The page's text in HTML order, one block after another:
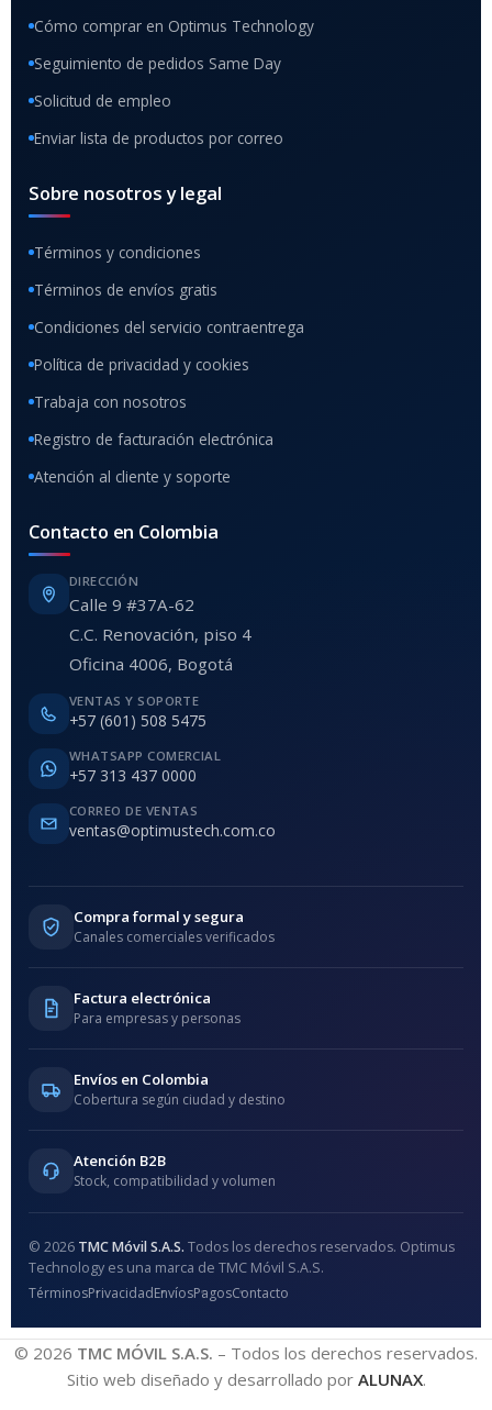
Cómo comprar en Optimus Technology
Seguimiento de pedidos Same Day
Solicitud de empleo
Enviar lista de productos por correo
Sobre nosotros y legal
Términos y condiciones
Términos de envíos gratis
Condiciones del servicio contraentrega
Política de privacidad y cookies
Trabaja con nosotros
Registro de facturación electrónica
Atención al cliente y soporte
Contacto en Colombia
DIRECCIÓN
Calle 9 #37A-62
C.C. Renovación, piso 4
Oficina 4006, Bogotá
VENTAS Y SOPORTE
+57 (601) 508 5475
WHATSAPP COMERCIAL
+57 313 437 0000
CORREO DE VENTAS
ventas@optimustech.com.co
Compra formal y segura
Canales comerciales verificados
Factura electrónica
Para empresas y personas
Envíos en Colombia
Cobertura según ciudad y destino
Atención B2B
Stock, compatibilidad y volumen
© 2026 TMC Móvil S.A.S. Todos los derechos reservados. Optimus
Technology es una marca de TMC Móvil S.A.S.
TérminosPrivacidadEnvíosPagosContacto
© 2026 TMC MÓVIL S.A.S. – Todos los derechos reservados.
Sitio web diseñado y desarrollado por ALUNAX.